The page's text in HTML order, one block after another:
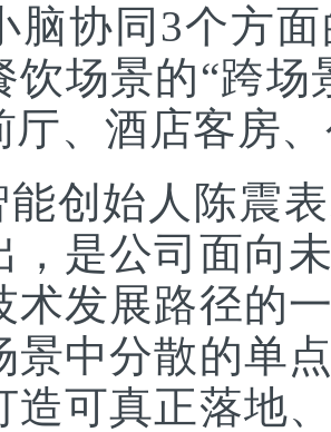
脑协同3个方
饮场景的“跨
厅、酒店客房
创始人陈震
，是公司面向
术发展路径的
景中分散的单
造可真正落地